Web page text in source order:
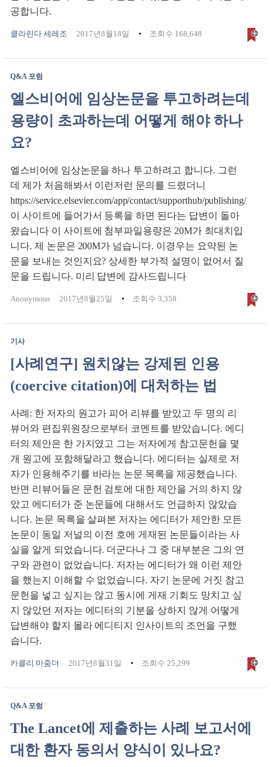
공합니다.
클라린다 세레조 2017년8월18일 조회수 168,648
Q&A 포럼
엘스비어에 임상논문을 투고하려는데
용량이 초과하는데 어떻게 해야 하나
요?
엘스비어에 임상논문을 하나 투고하려고 합니다. 그런
데 제가 처음해봐서 이런저런 문의를 드렸더니
https://service.elsevier.com/app/contact/supporthub/publishing/
이 사이트에 들어가서 등록을 하면 된다는 답변이 돌아
왔습니다 이 사이트에 첨부파일용량은 20M가 최대치입
니다. 제 논문은 200M가 넘습니다. 이경우는 요약된 논
문을 보내는 것인지요? 상세한 부가적 설명이 없어서 질
문을 드립니다. 미리 답변에 감사드립니다
Anonymous 2017년8월25일 조회수 3,358
기사
[사례연구] 원치않는 강제된 인용
(coercive citation)에 대처하는 법
사례: 한 저자의 원고가 피어 리뷰를 받았고 두 명의 리
뷰어와 편집위원장으로부터 코멘트를 받았습니다. 에디
터의 제안은 한 가지였고 그는 저자에게 참고문헌을 몇
개 원고에 포함해달라고 했습니다. 에디터는 실제로 저
자가 인용해주기를 바라는 논문 목록을 제공했습니다.
반면 리뷰어들은 문헌 검토에 대한 제안을 거의 하지 않
았고 에디터가 준 논문들에 대해서도 언급하지 않았습
니다. 논문 목록을 살펴본 저자는 에디터가 제안한 모든
논문이 동일 저널의 이전 호에 게재된 논문들이라는 사
실을 알게 되었습니다. 더군다나 그 중 대부분은 그의 연
구와 관련이 없었습니다. 저자는 에디터가 왜 이런 제안
을 했는지 이해할 수 없었습니다. 자기 논문에 거짓 참고
문헌을 넣고 싶지는 않고 동시에 게재 기회도 망치고 싶
지 않았던 저자는 에디터의 기분을 상하지 않게 어떻게
답변해야 할지 몰라 에디티지 인사이트의 조언을 구했
습니다.
카콜리 마줌더 2017년8월31일 조회수 25,299
Q&A 포럼
The Lancet에 제출하는 사례 보고서에
대한 환자 동의서 양식이 있나요?